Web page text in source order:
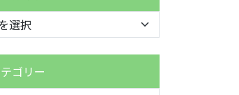
ゴリー